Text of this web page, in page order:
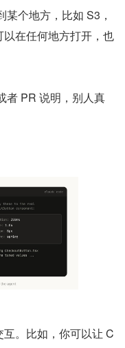
个地方，比如 S3，
在任何地方打开，也
者 PR 说明，别人真
。比如，你可以让 C